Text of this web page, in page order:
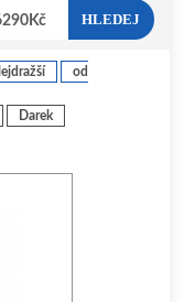
Kč HLEDEJ
Darek
od